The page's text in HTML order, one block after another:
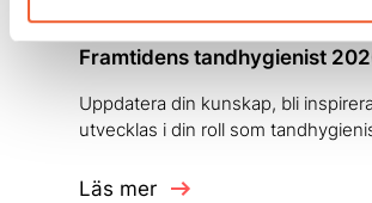
Framtidens tandhygienist
Uppdatera din kunskap, bli
utvecklas i din roll som
Läs mer